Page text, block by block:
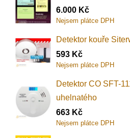
6.000 Kč
Nejsem plátce DPH
Detektor kouře
593 Kč
Nejsem plátce DPH
Detektor CO SFT-
uhelnatého
663 Kč
Nejsem plátce DPH